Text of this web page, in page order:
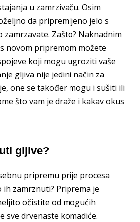
u zamrzivaču. Osim
da pripremljeno jelo s
zamrzavate. Zašto? Naknadnim
novom pripremom možete
koji mogu ugroziti vaše
gljiva nije jedini način za
one se također mogu i sušiti ili
što vam je draže i kakav okus
gljive?
pripremu prije procesa
ih zamrznuti? Priprema je
očistite od mogućih
sve drvenaste komadiće.